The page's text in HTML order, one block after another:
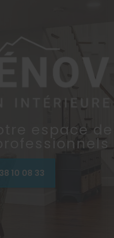
espace de
!
10 08 33